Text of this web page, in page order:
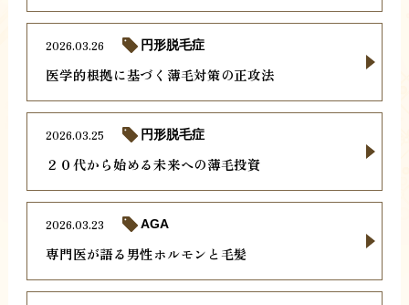
医学的根拠に基づく薄毛対策の正攻法
2026.03.26 円形脱毛症
２０代から始める未来への薄毛投資
2026.03.25 円形脱毛症
専門医が語る男性ホルモンと毛髪
2026.03.23 AGA